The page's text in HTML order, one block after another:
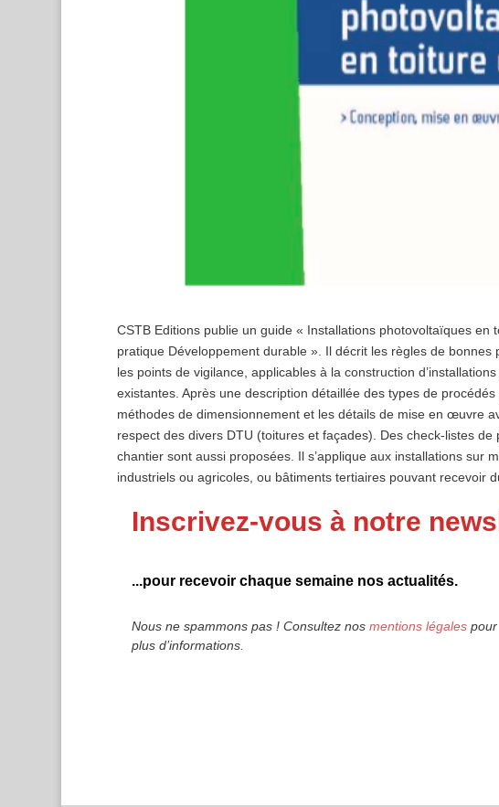
CSTB Editions publie un guide « Installations photovoltaïques en
pratique Développement durable ». Il décrit les règles de
les points de vigilance, applicables à la construction
existantes. Après une description détaillée des types de
méthodes de dimensionnement et les détails de mise en œuvre
respect des divers DTU (toitures et façades). Des check-listes
chantier sont aussi proposées. Il s’applique aux installations sur
industriels ou agricoles, ou bâtiments tertiaires pouvant recevoir
Inscrivez-vous à notre
...pour recevoir chaque semaine nos actualités.
Nous ne spammons pas ! Consultez nos mentions légalespour
plus d’informations.